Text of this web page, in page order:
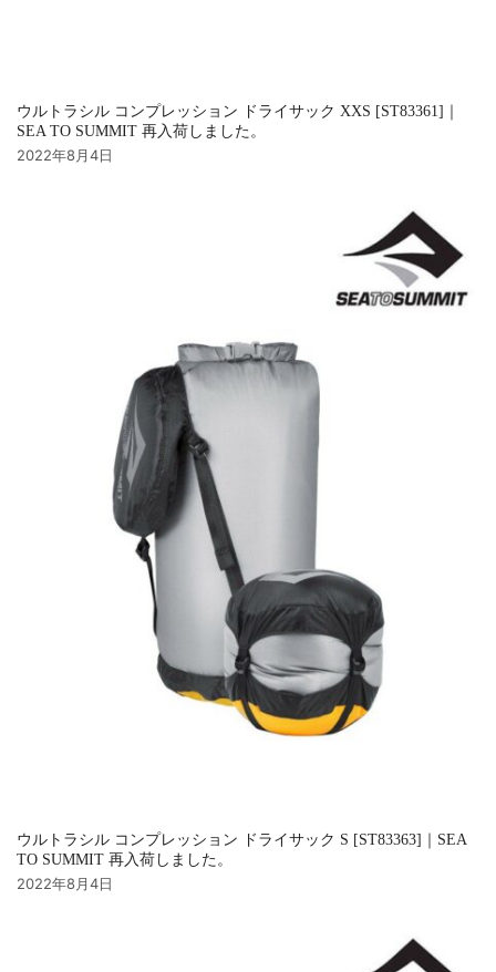
ウルトラシル コンプレッション ドライサック XXS [ST83361]｜
SEA TO SUMMIT 再入荷しました。
2022年8月4日
ウルトラシル コンプレッション ドライサック S [ST83363]｜SEA
TO SUMMIT 再入荷しました。
2022年8月4日